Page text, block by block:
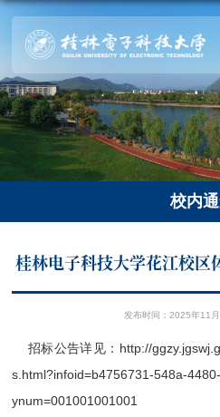
校内
桂林电子科技大学花江校区
发布时间：2025年11
招标公告详见： http://
s.html?infoid=b4756731-548a-
ynum=001001001001